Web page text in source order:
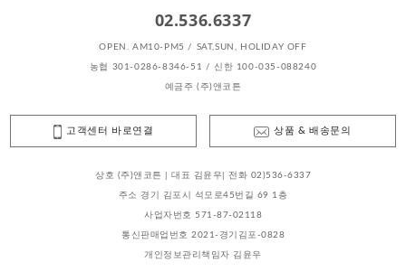
02.536.6337
OPEN. AM10-PM5 / SAT,SUN, HOLIDAY OFF
농협 301-0286-8346-51 / 신한 100-035-088240
예금주 (주)앤코튼
고객센터 바로연결 상품 & 배송문의
상호 (주)앤코튼 | 대표 김윤우| 전화 02)536-6337
주소 경기 김포시 석모로45번길 69 1층
사업자번호 571-87-02118
통신판매업번호 2021-경기김포-0828
개인정보관리책임자 김윤우